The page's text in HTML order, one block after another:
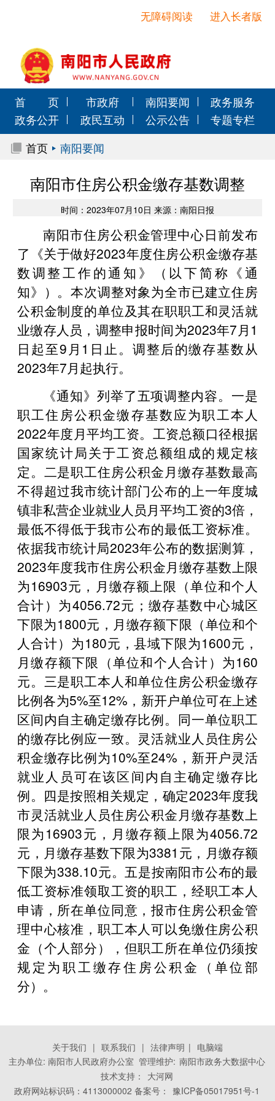
进入长者版
无障碍阅读
首 页 市政府 南阳要闻
政务服务
政务公开
政民互动 公示公告
专题专栏
首页
南阳要闻
南阳市住房公积金缴存基数调整
时间：2023年07月10日 来源：南阳日报
南阳市住房公积金管理中心日前发布
了《关于做好2023年度住房公积金缴存基
数调整工作的通知》（以下简称《通
知》）。本次调整对象为全市已建立住房
公积金制度的单位及其在职职工和灵活就
业缴存人员，调整申报时间为2023年7月1
日起至9月1日止。调整后的缴存基数从
2023年7月起执行。
《通知》列举了五项调整内容。一是
职工住房公积金缴存基数应为职工本人
2022年度月平均工资。工资总额口径根据
国家统计局关于工资总额组成的规定核
定。二是职工住房公积金月缴存基数最高
不得超过我市统计部门公布的上一年度城
镇非私营企业就业人员月平均工资的3倍，
最低不得低于我市公布的最低工资标准。
依据我市统计局2023年公布的数据测算，
2023年度我市住房公积金月缴存基数上限
为16903元，月缴存额上限（单位和个人
合计）为4056.72元；缴存基数中心城区
下限为1800元，月缴存额下限（单位和个
人合计）为180元，县域下限为1600元，
月缴存额下限（单位和个人合计）为160
元。三是职工本人和单位住房公积金缴存
比例各为5%至12%，新开户单位可在上述
区间内自主确定缴存比例。同一单位职工
的缴存比例应一致。灵活就业人员住房公
积金缴存比例为10%至24%，新开户灵活
就业人员可在该区间内自主确定缴存比
例。四是按照相关规定，确定2023年度我
市灵活就业人员住房公积金月缴存基数上
限为16903元，月缴存额上限为4056.72
元，月缴存基数下限为3381元，月缴存额
下限为338.10元。五是按南阳市公布的最
低工资标准领取工资的职工，经职工本人
申请，所在单位同意，报市住房公积金管
理中心核准，职工本人可以免缴住房公积
金（个人部分），但职工所在单位仍须按
规定为职工缴存住房公积金（单位部
分）。
关于我们 | 联系我们 | 法律声明 | 电脑端
主办单位: 南阳市人民政府办公室 管理维护: 南阳市政务大数据中心
技术支持：
大河网
政府网站标识码：4113000002 备案号： 豫ICP备05017951号-1